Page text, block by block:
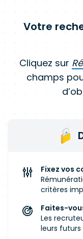
Votre
Cliquez sur
champs
Fixez vos
critères
Faites-
Les
leurs